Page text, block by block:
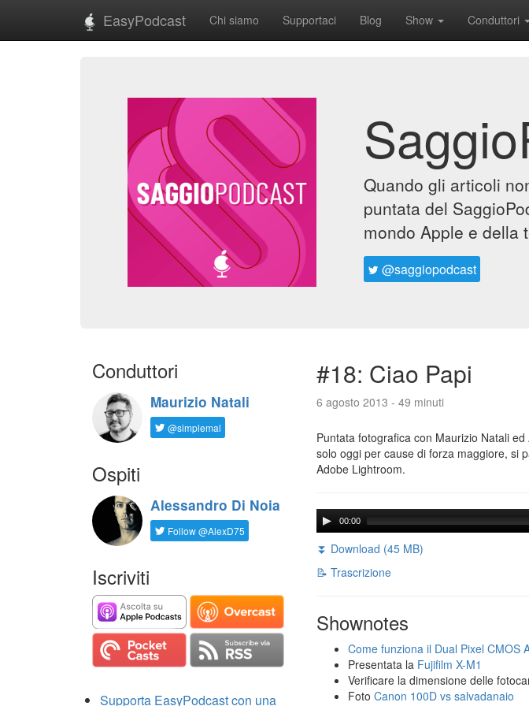
EasyPodcast Chi siamo Supportaci Blog Show Conduttori
Quando gli articoli
puntata del
mondo Apple e della
@saggiopodcast
Conduttori
Maurizio Natali
@simplemal
Ospiti
Alessandro Di Noia
Follow @AlexD75
Iscriviti
Supporta EasyPodcast con una
#18: Ciao Papi
6 agosto 2013 - 49 minuti
Puntata fotografica con Maurizio Natali
solo oggi per cause di forza maggiore, si
Adobe Lightroom.
00:00
⏬ Download (45 MB)
📝 Trascrizione
Shownotes
Come funziona il Dual Pixel CMOS
Presentata la Fujifilm X-M1
Verificare la dimensione delle
Foto Canon 100D vs salvadanaio